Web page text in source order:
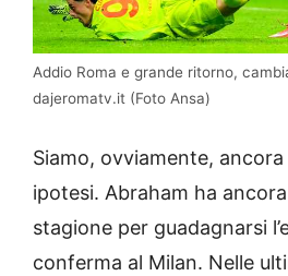
Addio Roma e grande ritorno,
dajeromatv.it (Foto Ansa)
Siamo, ovviamente, ancora
ipotesi. Abraham ha
stagione per guadagnarsi
conferma al Milan. Nelle